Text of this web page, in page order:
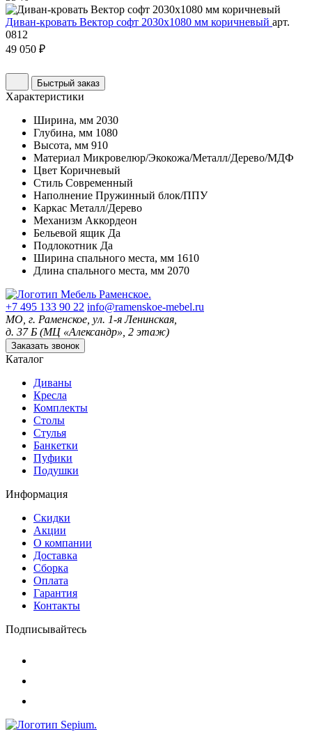
Диван-кровать Вектор софт 2030х1080 мм коричневый арт.
0812
49 050 ₽
Быстрый заказ
Характеристики
Ширина, мм 2030
Глубина, мм 1080
Высота, мм 910
Материал Микровелюр/Экокожа/Металл/Дерево/МДФ
Цвет Коричневый
Стиль Современный
Наполнение Пружинный блок/ППУ
Каркас Металл/Дерево
Механизм Аккордеон
Бельевой ящик Да
Подлокотник Да
Ширина спального места, мм 1610
Длина спального места, мм 2070
+7 495 133 90 22 info@ramenskoe-mebel.ru
МО, г. Раменское, ул. 1-я Ленинская,
д. 37 Б (МЦ «Александр», 2 этаж)
Заказать звонок
Каталог
Диваны
Кресла
Комплекты
Столы
Стулья
Банкетки
Пуфики
Подушки
Информация
Скидки
Акции
О компании
Доставка
Сборка
Оплата
Гарантия
Контакты
Подписывайтесь